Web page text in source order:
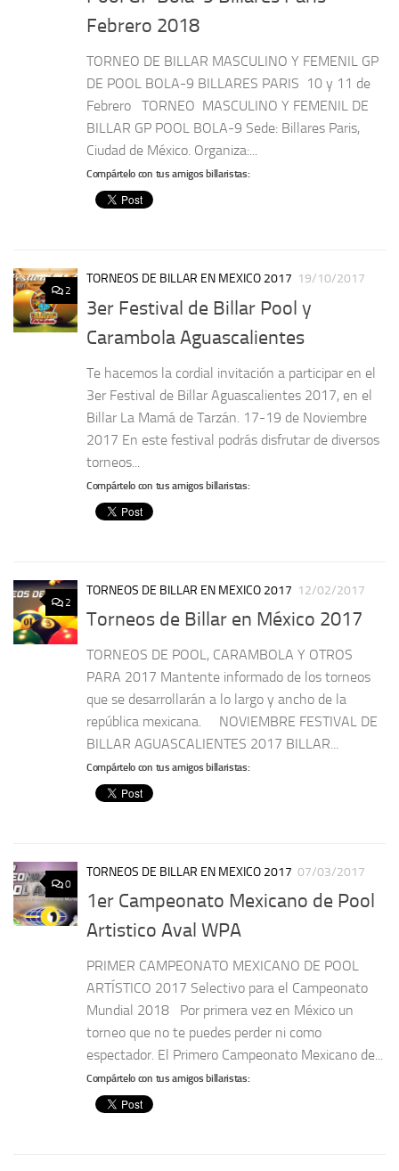
Febrero 2018
TORNEO DE BILLAR MASCULINO Y FEMENIL GP
DE POOL BOLA-9 BILLARES PARIS 10 y 11 de
Febrero TORNEO MASCULINO Y FEMENIL DE
BILLAR GP POOL BOLA-9 Sede: Billares Paris,
Ciudad de México. Organiza:...
Compártelo con tus amigos billaristas:
2
TORNEOS DE BILLAR EN MEXICO 2017 19/10/2017
3er Festival de Billar Pool y
Carambola Aguascalientes
Te hacemos la cordial invitación a participar en el
3er Festival de Billar Aguascalientes 2017, en el
Billar La Mamá de Tarzán. 17-19 de Noviembre
2017 En este festival podrás disfrutar de diversos
torneos...
Compártelo con tus amigos billaristas:
2
TORNEOS DE BILLAR EN MEXICO 2017 12/02/2017
Torneos de Billar en México 2017
TORNEOS DE POOL, CARAMBOLA Y OTROS
PARA 2017 Mantente informado de los torneos
que se desarrollarán a lo largo y ancho de la
república mexicana. NOVIEMBRE FESTIVAL DE
BILLAR AGUASCALIENTES 2017 BILLAR...
Compártelo con tus amigos billaristas:
0
TORNEOS DE BILLAR EN MEXICO 2017 07/03/2017
1er Campeonato Mexicano de Pool
Artistico Aval WPA
PRIMER CAMPEONATO MEXICANO DE POOL
ARTÍSTICO 2017 Selectivo para el Campeonato
Mundial 2018 Por primera vez en México un
torneo que no te puedes perder ni como
espectador. El Primero Campeonato Mexicano de...
Compártelo con tus amigos billaristas: